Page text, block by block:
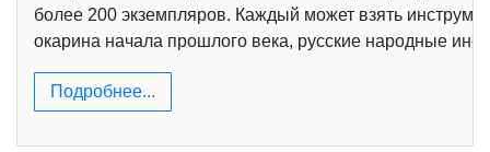
более 200 экземпляров. Каждый может взять
окарина начала прошлого века, русские народные
Подробнее...